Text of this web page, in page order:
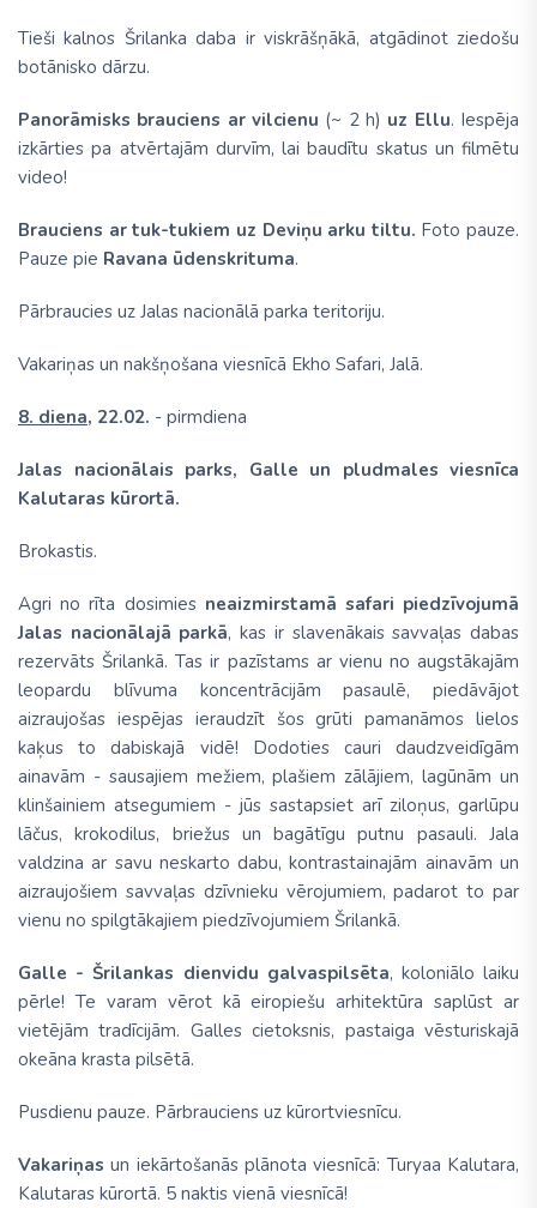
Tieši kalnos Šrilanka daba ir viskrāšņākā, atgādinot ziedošu
botānisko dārzu.
Panorāmisks brauciens ar vilcienu (~ 2 h) uz Ellu. Iespēja
izkārties pa atvērtajām durvīm, lai baudītu skatus un filmētu
video!
Brauciens ar tuk-tukiem uz Deviņu arku tiltu. Foto pauze.
Pauze pie Ravana ūdenskrituma.
Pārbraucies uz Jalas nacionālā parka teritoriju.
Vakariņas un nakšņošana viesnīcā Ekho Safari, Jalā.
8. diena, 22.02. - pirmdiena
Jalas nacionālais parks, Galle un pludmales viesnīca
Kalutaras kūrortā.
Brokastis.
Agri no rīta dosimies neaizmirstamā safari piedzīvojumā
Jalas nacionālajā parkā, kas ir slavenākais savvaļas dabas
rezervāts Šrilankā. Tas ir pazīstams ar vienu no augstākajām
leopardu blīvuma koncentrācijām pasaulē, piedāvājot
aizraujošas iespējas ieraudzīt šos grūti pamanāmos lielos
kaķus to dabiskajā vidē! Dodoties cauri daudzveidīgām
ainavām - sausajiem mežiem, plašiem zālājiem, lagūnām un
klinšainiem atsegumiem - jūs sastapsiet arī ziloņus, garlūpu
lāčus, krokodilus, briežus un bagātīgu putnu pasauli. Jala
valdzina ar savu neskarto dabu, kontrastainajām ainavām un
aizraujošiem savvaļas dzīvnieku vērojumiem, padarot to par
vienu no spilgtākajiem piedzīvojumiem Šrilankā.
Galle - Šrilankas dienvidu galvaspilsēta, koloniālo laiku
pērle! Te varam vērot kā eiropiešu arhitektūra saplūst ar
vietējām tradīcijām. Galles cietoksnis, pastaiga vēsturiskajā
okeāna krasta pilsētā.
Pusdienu pauze. Pārbrauciens uz kūrortviesnīcu.
Vakariņas un iekārtošanās plānota viesnīcā: Turyaa Kalutara,
Kalutaras kūrortā. 5 naktis vienā viesnīcā!